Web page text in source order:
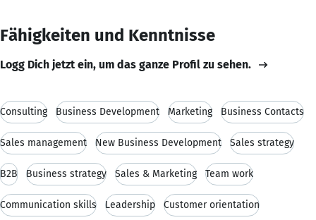
Fähigkeiten und Kenntnisse
Logg Dich jetzt ein, um das ganze Profil zu sehen.
Consulting Business Development Marketing Business Contacts
Sales management New Business Development Sales strategy
B2B Business strategy Sales & Marketing Team work
Communication skills Leadership Customer orientation